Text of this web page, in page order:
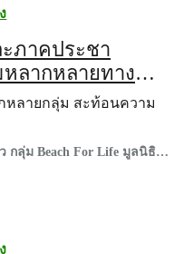
ภาคประชา
ลากหลายทาง
ดิน ยืนยันไม่แลก
ลายกลุ่ม สะท้อนความ
กลุ่ม Beach For Life มูลนิธิ
วิจัยทางทะเล มหาวิทยาลัย